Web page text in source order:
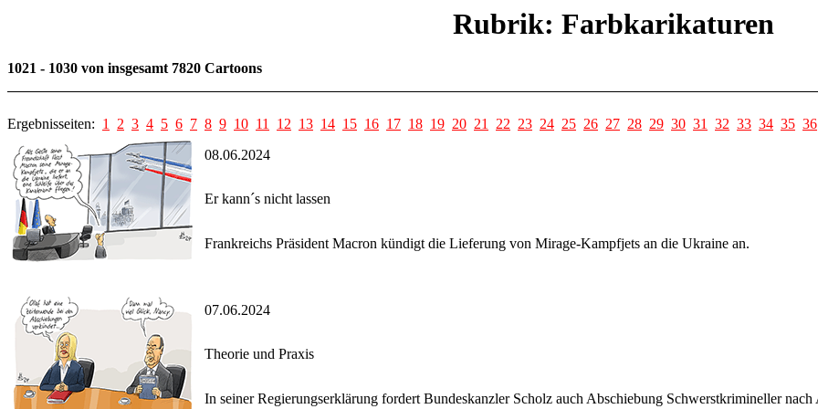
Rubrik: Farbkarikaturen
1021 - 1030 von insgesamt 7820 Cartoons
Ergebnisseiten: 1 2 3 4 5 6 7 8 9 10 11 12 13 14 15 16 17 18 19 20 21 22 23 24 25 26 27 28 29 30 31 32 33 34 35 36
08.06.2024
Er kann´s nicht lassen
Frankreichs Präsident Macron kündigt die Lieferung von Mirage-Kampfjets an die Ukraine an.
07.06.2024
Theorie und Praxis
In seiner Regierungserklärung fordert Bundeskanzler Scholz auch Abschiebung Schwerstkrimineller